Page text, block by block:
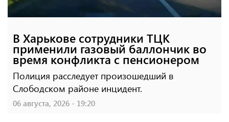
В Харькове сотрудники ТЦК
применили газовый баллончик во
время конфликта с пенсионером
Полиция расследует произошедший в
Слободском районе инцидент.
06 августа, 2026 - 19:20